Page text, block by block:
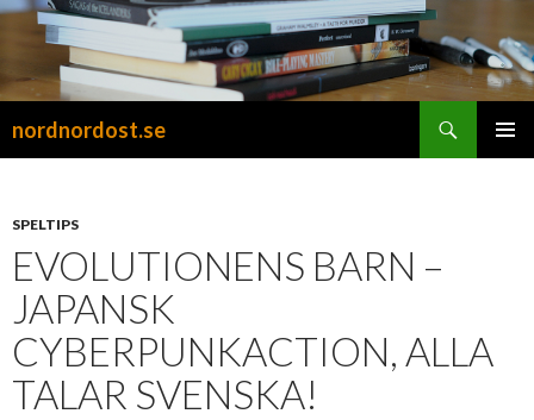
nordnordost.se
SPELTIPS
EVOLUTIONENS BARN –
JAPANSK
CYBERPUNKACTION, ALLA
TALAR SVENSKA!